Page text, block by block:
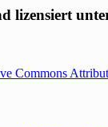
lizensiert
Commons